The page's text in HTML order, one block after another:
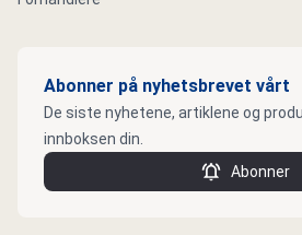
Abonner på nyhetsbrevet vårt
De siste nyhetene, artiklene og
innboksen din.
Abonner